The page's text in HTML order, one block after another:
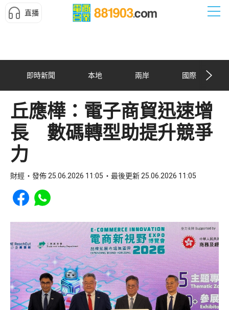
直播
即時新聞 本地 兩岸 國際
丘應樺：電子商貿迅速增
長 數碼轉型助提升競爭
力
財經 發佈 25.06.2026 11:05 最後更新 25.06.2026 11:05
Share to Facebook
Share to WhatsApp